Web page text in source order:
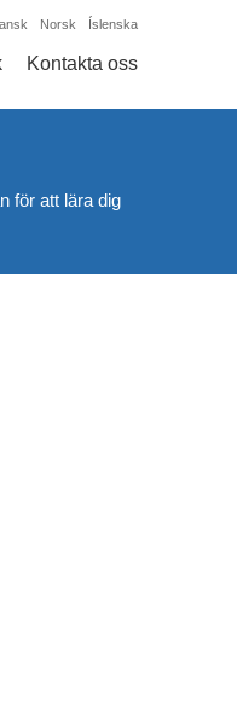
Norsk Íslenska
Kontakta oss
för att lära dig